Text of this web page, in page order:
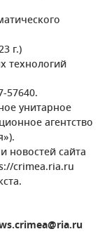
г.)
технологий
57640.
унитарное
агентство
новостей сайта
crimea.ria.ru